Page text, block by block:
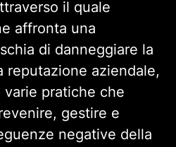
il quale
affronta una
di danneggiare la
reputazione aziendale,
pratiche che
gestire e
negative della